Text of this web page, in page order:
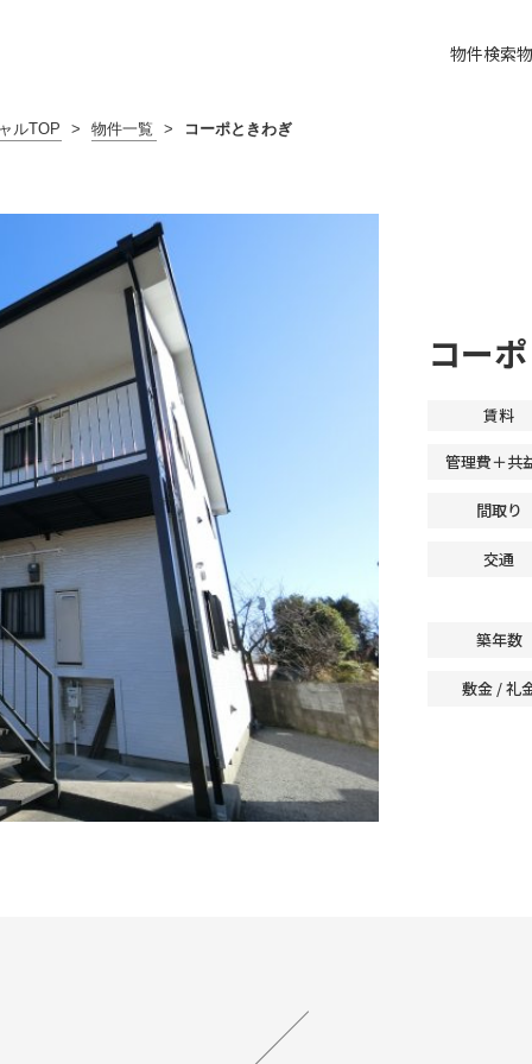
物件検索
ルTOP > 物件一覧 > コーポときわぎ
コー
賃料
管理費＋共
間取り
交通
築年数
敷金 / 礼